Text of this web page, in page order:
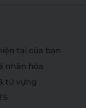
tại của bạn
nhân hóa
từ vựng